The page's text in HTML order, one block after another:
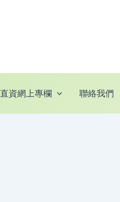
直資網上專欄 聯絡我們